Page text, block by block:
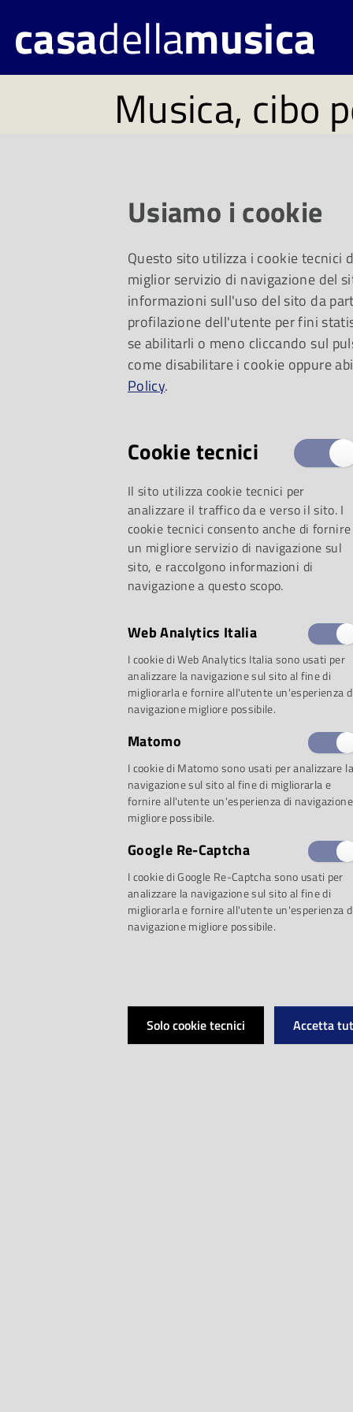
casadellamusica
Musica, cibo
martedì 26
Un viaggio da
Gaetano e, per i
del pianoforte
selezione:
Proposta 1: Oltre il
Sulle tracce di
Miles Davis, il
rivoluzioni / Bob
Bitches brew /
Usiamo i cookie
Questo sito utilizza i cookie tecnici
miglior servizio di navigazione del
informazioni sull'uso del sito da
profilazione dell'utente per fini
se abilitarli o meno cliccando sul
come disabilitare i cookie oppure
Policy.
Cookie tecnici
Il sito utilizza cookie tecnici per
analizzare il traffico da e verso il sito. I
cookie tecnici consento anche di fornire
un migliore servizio di navigazione sul
sito, e raccolgono informazioni di
navigazione a questo scopo.
Web Analytics Italia
I cookie di Web Analytics Italia sono usati per
analizzare la navigazione sul sito al fine di
migliorarla e fornire all'utente un'esperienza
navigazione migliore possibile.
Matomo
I cookie di Matomo sono usati per analizzare la
navigazione sul sito al fine di migliorarla e
fornire all'utente un'esperienza di navigazione
migliore possibile.
Google Re-Captcha
I cookie di Google Re-Captcha sono usati per
analizzare la navigazione sul sito al fine di
migliorarla e fornire all'utente un'esperienza
navigazione migliore possibile.
Solo cookie tecnici Accetta